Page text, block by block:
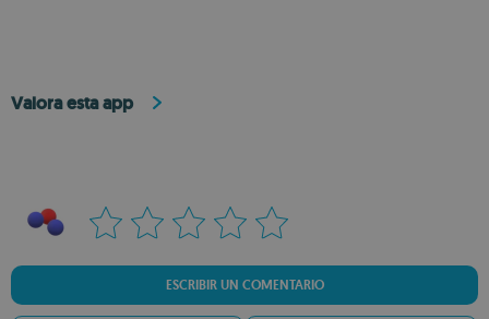
Valora esta app
ESCRIBIR UN COMENTARIO